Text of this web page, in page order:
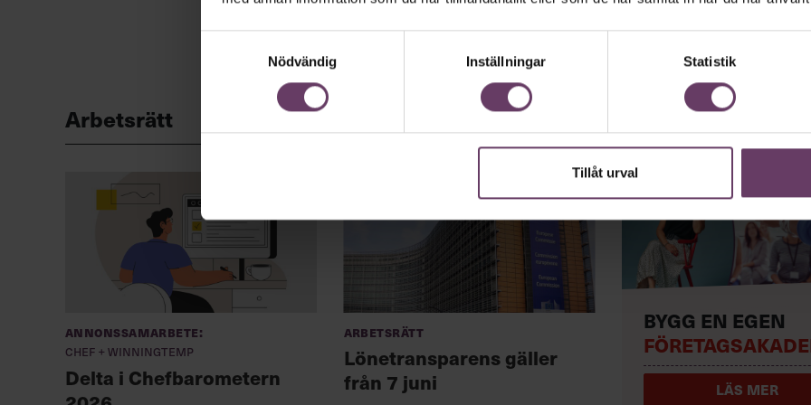
Nödvändig
Inställningar Statistik
Tillåt urval
Arbetsrätt
Annonssamarbete:
Chef + Winningtemp
Delta i Chefbarometern
Arbetsrätt
Lönetransparens gäller
från 7 juni
BYGG EN EGEN
LÄS MER